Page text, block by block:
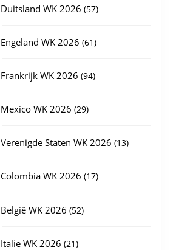
Duitsland WK 2026 5757
Engeland WK 2026 6161
Frankrijk WK 2026 9494
Mexico WK 2026 2929
Verenigde Staten WK 2026 1313
Colombia WK 2026 1717
België WK 2026 5252
Italië WK 2026 2121